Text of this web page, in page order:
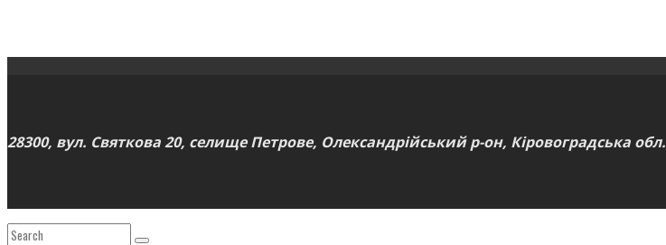
28300, вул. Святкова 20, селище Петрове, Олександрійський р-он, Кіровоградська обл.